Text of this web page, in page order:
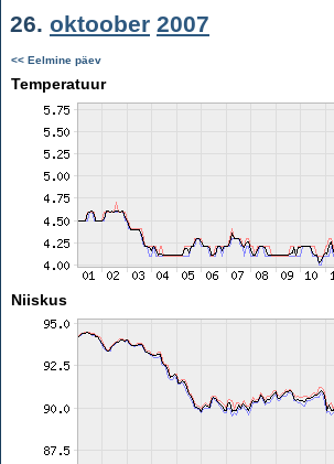
26. oktoober 2007
<< Eelmine päev
Temperatuur
Niiskus